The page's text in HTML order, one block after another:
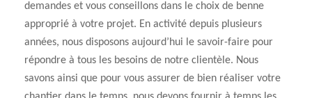
demandes et vous conseillons dans le choix de benne
approprié à votre projet. En activité depuis plusieurs
années, nous disposons aujourd’hui le savoir-faire pour
répondre à tous les besoins de notre clientèle. Nous
savons ainsi que pour vous assurer de bien réaliser votre